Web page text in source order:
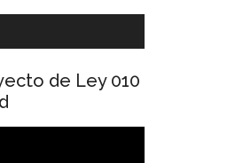
de Ley 010